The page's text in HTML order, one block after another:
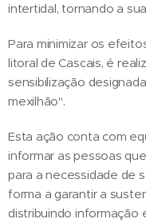
intertidal, tornando a
Para minimizar os
litoral de Cascais, é
sensibilização
mexilhão".
Esta ação conta com
informar as pessoas
para a necessidade de
forma a garantir a
distribuindo informação